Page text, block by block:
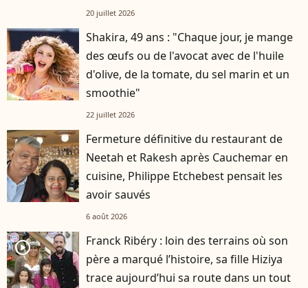
20 juillet 2026
Shakira, 49 ans : "Chaque jour, je mange
des œufs ou de l'avocat avec de l'huile
d'olive, de la tomate, du sel marin et un
smoothie"
22 juillet 2026
Fermeture définitive du restaurant de
Neetah et Rakesh après Cauchemar en
cuisine, Philippe Etchebest pensait les
avoir sauvés
6 août 2026
player2
Franck Ribéry : loin des terrains où son
père a marqué l’histoire, sa fille Hiziya
trace aujourd’hui sa route dans un tout